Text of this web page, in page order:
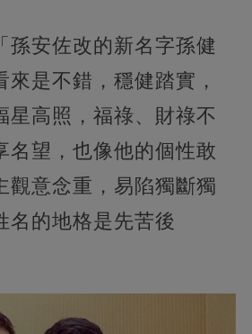
孫安佐改的新名字孫健
來是不錯，穩健踏實，
星高照，福祿、財祿不
名望，也像他的個性敢
觀意念重，易陷獨斷獨
名的地格是先苦後